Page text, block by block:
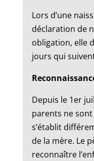
Lors d’une
déclaration de
obligation, elle
jours qui
Depuis le 1er
parents ne
s’établit
de la mère. Le
reconnaître